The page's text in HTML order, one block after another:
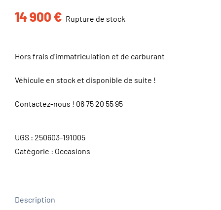
14 900 € Rupture de stock
Hors frais d’immatriculation et de carburant
Véhicule en stock et disponible de suite !
Contactez-nous ! 06 75 20 55 95
UGS : 250603-191005
Catégorie : Occasions
Description